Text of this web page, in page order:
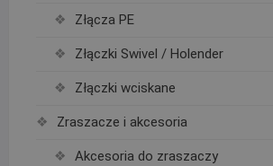
Złącza PE
Złączki Swivel / Holender
Złączki wciskane
Zraszacze i akcesoria
Akcesoria do zraszaczy